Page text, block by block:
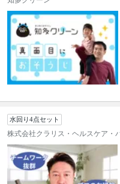
水回り4点セット
株式会社クラリス・ヘルスケア・